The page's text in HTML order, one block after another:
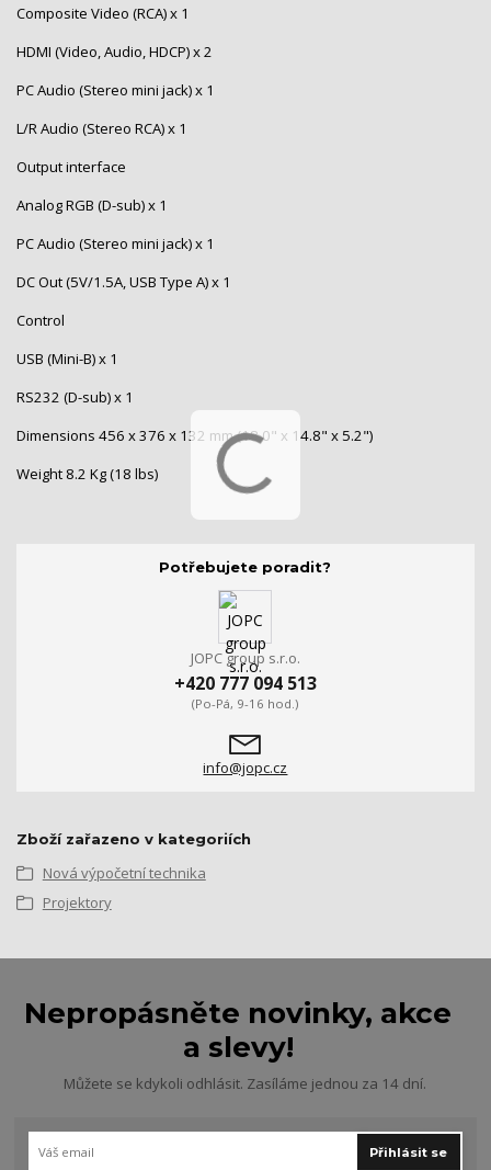
Composite Video (RCA) x 1
HDMI (Video, Audio, HDCP) x 2
PC Audio (Stereo mini jack) x 1
L/R Audio (Stereo RCA) x 1
Output interface
Analog RGB (D-sub) x 1
PC Audio (Stereo mini jack) x 1
DC Out (5V/1.5A, USB Type A) x 1
Control
USB (Mini-B) x 1
RS232 (D-sub) x 1
Dimensions 456 x 376 x 132 mm (18.0" x 14.8" x 5.2")
Weight 8.2 Kg (18 lbs)
Potřebujete poradit?
JOPC group s.r.o.
+420 777 094 513
(Po-Pá, 9-16 hod.)
info@jopc.cz
Zboží zařazeno v kategoriích
Nová výpočetní technika
Projektory
Nepropásněte novinky, akce
a slevy!
Můžete se kdykoli odhlásit. Zasíláme jednou za 14 dní.
Přihlásit se